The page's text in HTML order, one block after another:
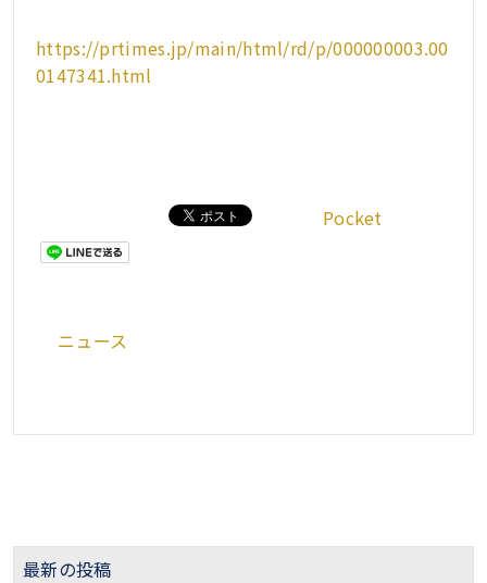
https://prtimes.jp/main/html/rd/p/000000003.00
0147341.html
Pocket
ニュース
最新の投稿